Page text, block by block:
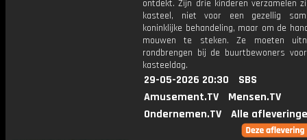
ontdekt. Zijn drie kinderen verzamelen
kasteel, niet voor een gezellig
koninklijke behandeling, maar om de
mouwen te steken. Ze moeten
rondbrengen bij de buurtbewoners
kasteeldag.
29-05-2026 20:30
SBS
Amusement.TV
Mensen.TV
Ondernemen.TV
Alle